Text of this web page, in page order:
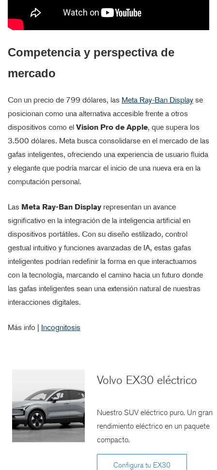
Competencia y perspectiva de
mercado
Con un precio de 799 dólares, las Meta Ray-Ban Display se
posicionan como una alternativa accesible frente a otros
dispositivos como el Vision Pro de Apple, que supera los
3.500 dólares. Meta busca consolidarse en el mercado de las
gafas inteligentes, ofreciendo una experiencia de usuario fluida
y elegante que podría marcar el inicio de una nueva era en la
computación personal.
Las Meta Ray-Ban Display representan un avance
significativo en la integración de la inteligencia artificial en
dispositivos portátiles. Con su diseño estilizado, control
gestual intuitivo y funciones avanzadas de IA, estas gafas
inteligentes podrían redefinir la forma en que interactuamos
con la tecnología, marcando el camino hacia un futuro donde
las gafas inteligentes sean una extensión natural de nuestras
interacciones digitales.
Más info | Incognitosis
Volvo EX30 eléctrico
Nuestro SUV eléctrico puro. Un gran
rendimiento eléctrico en un paquete
compacto.
Configura tu EX30